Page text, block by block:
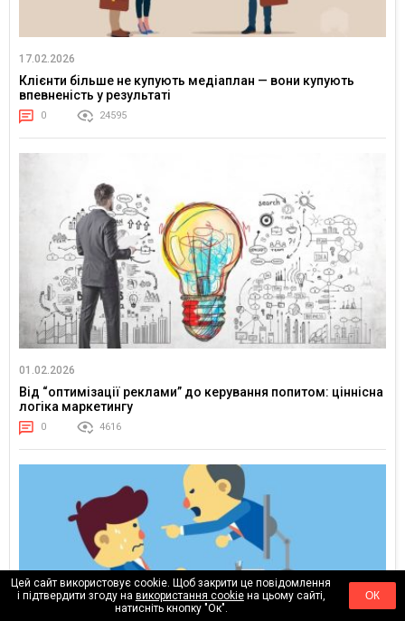
17.02.2026
Клієнти більше не купують медіаплан — вони купують
впевненість у результаті
0 24595
01.02.2026
Від “оптимізації реклами” до керування попитом: ціннісна
логіка маркетингу
0 4616
Цей сайт використовує cookie. Щоб закрити це повідомлення
і підтвердити згоду на використання cookieна цьому сайті,
натисніть кнопку "Ок".
ОК